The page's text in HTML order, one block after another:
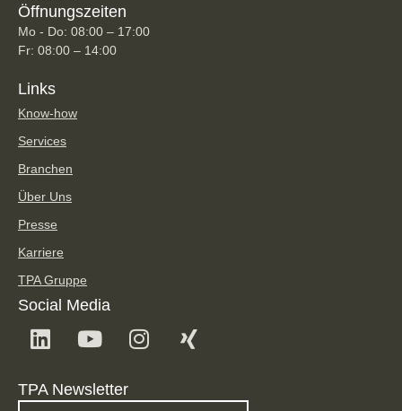
Öffnungszeiten
Mo - Do: 08:00 – 17:00
Fr: 08:00 – 14:00
Links
Know-how
Services
Branchen
Über Uns
Presse
Karriere
TPA Gruppe
Social Media
TPA Newsletter